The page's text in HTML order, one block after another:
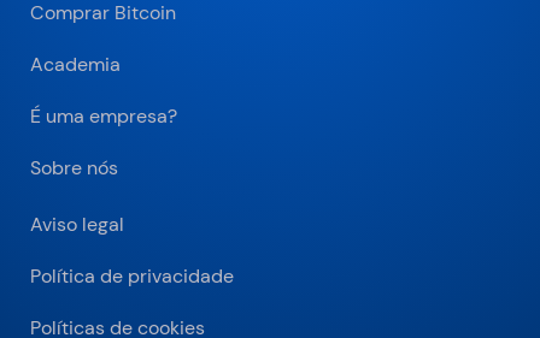
Comprar Bitcoin
Academia
É uma empresa?
Sobre nós
Aviso legal
Política de privacidade
Políticas de cookies